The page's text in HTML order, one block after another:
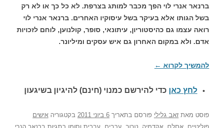
ברנאר אנרי לוי הפך מכבר למותג בצרפת. לא כל כך או לא רק
בשל הגותו אלא בעיקר בשל עיסוקיו האחרים. ברנאר אנרי לוי
רואה עצמו גם כהיסטוריון, עיתונאי, סופר, קולנוען, לוחם לזכויות
אדם. ולא במקום האחרון גם איש עסקים ומיליונר.
להמשיך לקרוא ←
לחץ כאן כדי להירשם כמנוי (חינם) להיגיון בשיגעון
פוסט מאת זאב גלילי פורסם בתאריך 6 ביוני 2011 בקטגוריה אישים